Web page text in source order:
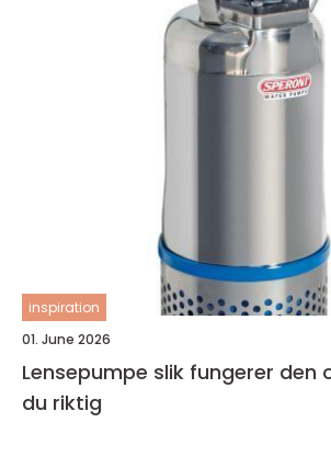
inspiration
01. June 2026
Lensepumpe slik fungerer den og slik velger
du riktig